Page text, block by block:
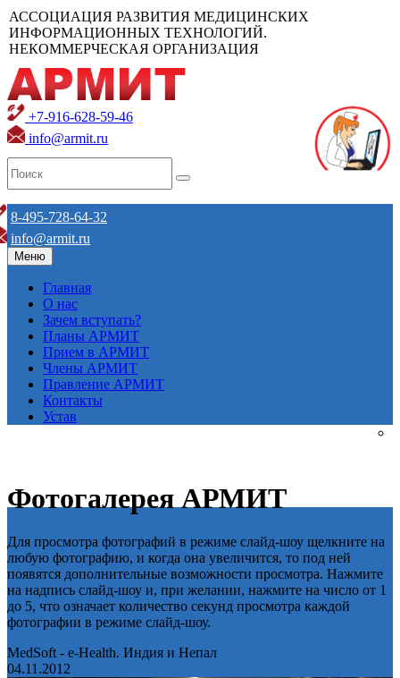
АССОЦИАЦИЯ РАЗВИТИЯ МЕДИЦИНСКИХ
ИНФОРМАЦИОННЫХ ТЕХНОЛОГИЙ.
НЕКОММЕРЧЕСКАЯ ОРГАНИЗАЦИЯ
+7-916-628-59-46
info@armit.ru
8-495-728-64-32
info@armit.ru
Меню
Главная
О нас
Зачем вступать?
Планы АРМИТ
Прием в АРМИТ
Члены АРМИТ
Правление АРМИТ
Контакты
Устав
Фотогалерея АРМИТ
Для просмотра фотографий в режиме слайд-шоу щелкните на
любую фотографию, и когда она увеличится, то под ней
появятся дополнительные возможности просмотра. Нажмите
на надпись слайд-шоу и, при желании, нажмите на число от 1
до 5, что означает количество секунд просмотра каждой
фотографии в режиме слайд-шоу.
MedSoft - e-Health. Индия и Непал
04.11.2012